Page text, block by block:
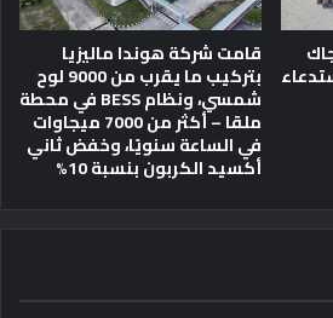
25 لاجاك قامت شركة هوندا ماليزيا
بتركيب ما يقرب من 9000 لوح
شمسي، ونظام BESS في محطة
ملقا – أكثر من 7000 ميجاوات
في الساعة سنويًا، وخفض ثاني
أكسيد الكربون بنسبة 10%